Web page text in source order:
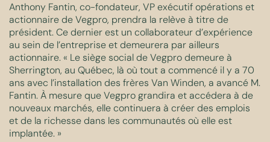
Anthony Fantin, co-fondateur, VP exécutif opérations et
actionnaire de Vegpro, prendra la relève à titre de
président. Ce dernier est un collaborateur d’expérience
au sein de l’entreprise et demeurera par ailleurs
actionnaire. « Le siège social de Vegpro demeure à
Sherrington, au Québec, là où tout a commencé il y a 70
ans avec l’installation des frères Van Winden, a avancé M.
Fantin. À mesure que Vegpro grandira et accédera à de
nouveaux marchés, elle continuera à créer des emplois
et de la richesse dans les communautés où elle est
implantée. »